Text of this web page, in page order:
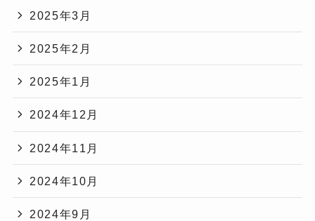
2025年3月
2025年2月
2025年1月
2024年12月
2024年11月
2024年10月
2024年9月